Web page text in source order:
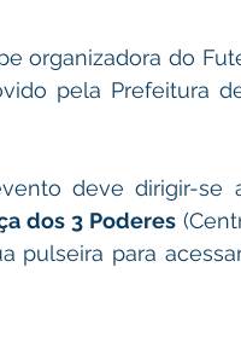
organizadora do
pela Prefeitura
deve dirigir-se
dos 3 Poderes
pulseira para